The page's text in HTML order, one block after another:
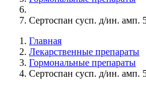
Сертоспан сусп. д/ин. амп.
Главная
Лекарственные препараты
Гормональные препараты
Сертоспан сусп. д/ин. амп.